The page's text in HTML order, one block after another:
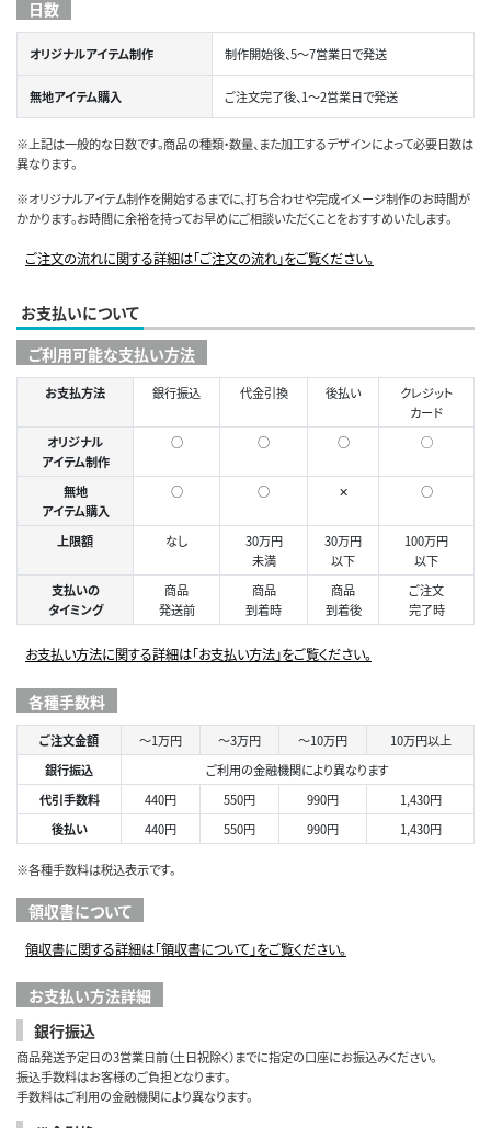
日数
オリジナルアイテム制作 制作開始後、5～7営業日で発送
無地アイテム購入 ご注文完了後、1～2営業日で発送
※上記は一般的な日数です。商品の種類・数量、また加工するデザインによって必要日数は
異なります。
※オリジナルアイテム制作を開始するまでに、打ち合わせや完成イメージ制作のお時間が
かかります。お時間に余裕を持ってお早めにご相談いただくことをおすすめいたします。
ご注文の流れに関する詳細は「ご注文の流れ」をご覧ください。
お支払いについて
ご利用可能な支払い方法
お支払方法 銀行振込 代金引換 後払い
クレジット
カード
オリジナル
アイテム制作
○ ○ ○ ◯
無地
アイテム購入
○ ○ ✕ ○
上限額 なし
30万円
未満
30万円
以下
100万円
以下
支払いの
タイミング
商品
発送前
商品
到着時
商品
到着後
ご注文
完了時
お支払い方法に関する詳細は「お支払い方法」をご覧ください。
各種手数料
ご注文金額 ～1万円 ～3万円 ～10万円
10万円以上
銀行振込
ご利用の金融機関により異なります
代引手数料
440円 550円 990円
1,430円
後払い
440円 550円 990円 1,430円
※各種手数料は税込表示です。
領収書について
領収書に関する詳細は「領収書について」をご覧ください。
お支払い方法詳細
銀行振込
商品発送予定日の3営業日前（土日祝除く）までに指定の口座にお振込みください。
振込手数料はお客様のご負担となります。
手数料はご利用の金融機関により異なります。